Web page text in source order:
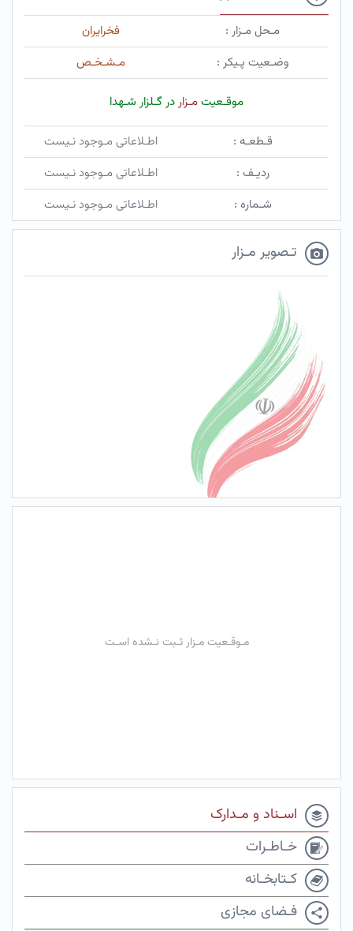
مـحل مـزار :
فخرایران
وضـعیت پـیکر :
مـشـخـص
موقـعیتمـزاردر گـلزار شـهدا
قـطعـه :
اطـلاعاتی مـوجود نـیست
ردیـف :
اطـلاعاتی مـوجود نـیست
شـماره :
اطـلاعاتی مـوجود نـیست
تـصویر مـزار
مـوقـعیت مـزار ثـبت نـشده اسـت
اسـناد و مـدارک
خـاطـرات
کـتابخـانه
فـضای مجازی